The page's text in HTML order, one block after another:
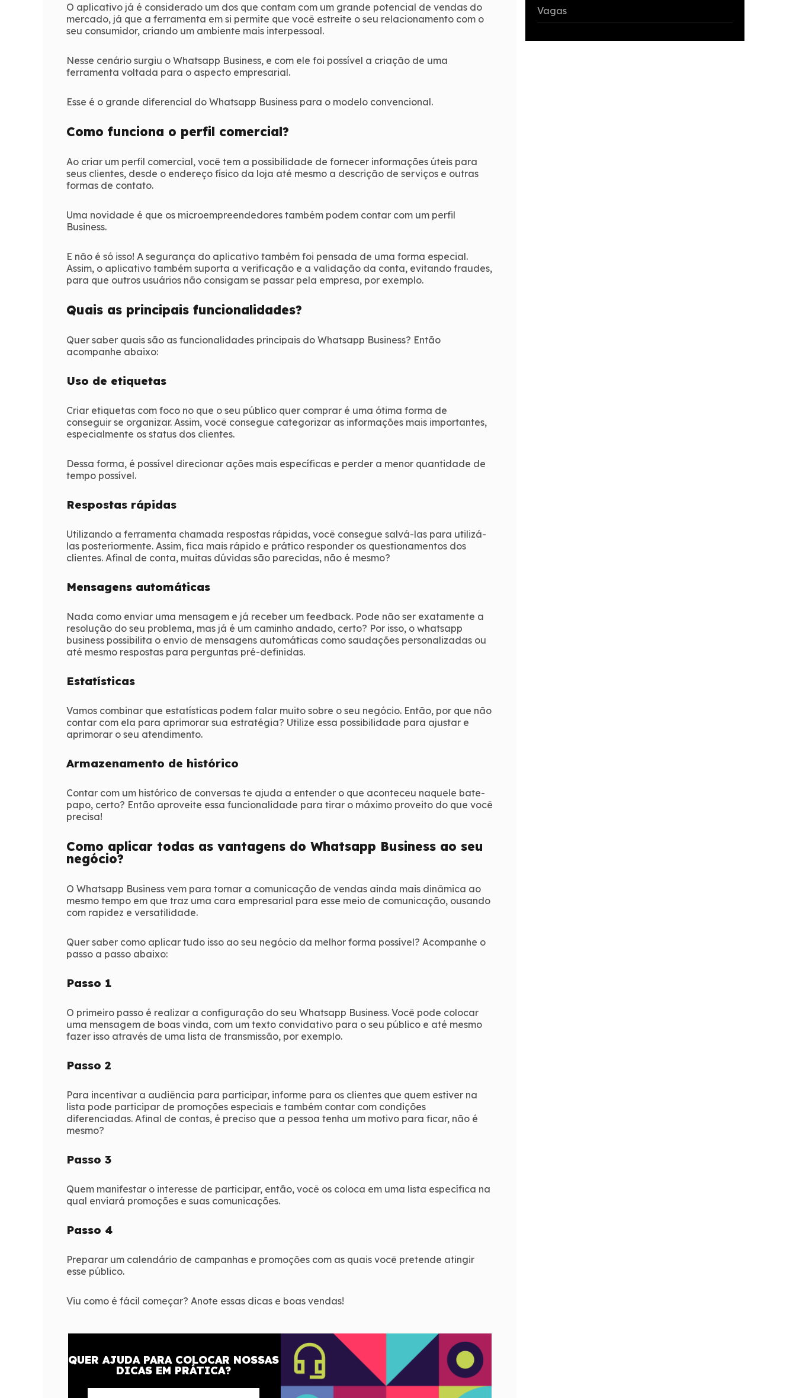
O aplicativo já é considerado um dos que contam com um grande potencial de vendas do
mercado, já que a ferramenta em si permite que você estreite o seu relacionamento com o
seu consumidor, criando um ambiente mais interpessoal.
Nesse cenário surgiu o Whatsapp Business, e com ele foi possível a criação de uma
ferramenta voltada para o aspecto empresarial.
Esse é o grande diferencial do Whatsapp Business para o modelo convencional.
Como funciona o perfil comercial?
Ao criar um perfil comercial, você tem a possibilidade de fornecer informações úteis para
seus clientes, desde o endereço físico da loja até mesmo a descrição de serviços e outras
formas de contato.
Uma novidade é que os microempreendedores também podem contar com um perfil
Business.
E não é só isso! A segurança do aplicativo também foi pensada de uma forma especial.
Assim, o aplicativo também suporta a verificação e a validação da conta, evitando fraudes,
para que outros usuários não consigam se passar pela empresa, por exemplo.
Quais as principais funcionalidades?
Quer saber quais são as funcionalidades principais do Whatsapp Business? Então
acompanhe abaixo:
Uso de etiquetas
Criar etiquetas com foco no que o seu público quer comprar é uma ótima forma de
conseguir se organizar. Assim, você consegue categorizar as informações mais importantes,
especialmente os status dos clientes.
Dessa forma, é possível direcionar ações mais específicas e perder a menor quantidade de
tempo possível.
Respostas rápidas
Utilizando a ferramenta chamada respostas rápidas, você consegue salvá-las para utilizá-
las posteriormente. Assim, fica mais rápido e prático responder os questionamentos dos
clientes. Afinal de conta, muitas dúvidas são parecidas, não é mesmo?
Mensagens automáticas
Nada como enviar uma mensagem e já receber um feedback. Pode não ser exatamente a
resolução do seu problema, mas já é um caminho andado, certo? Por isso, o whatsapp
business possibilita o envio de mensagens automáticas como saudações personalizadas ou
até mesmo respostas para perguntas pré-definidas.
Estatísticas
Vamos combinar que estatísticas podem falar muito sobre o seu negócio. Então, por que não
contar com ela para aprimorar sua estratégia? Utilize essa possibilidade para ajustar e
aprimorar o seu atendimento.
Armazenamento de histórico
Contar com um histórico de conversas te ajuda a entender o que aconteceu naquele bate-
papo, certo? Então aproveite essa funcionalidade para tirar o máximo proveito do que você
precisa!
Como aplicar todas as vantagens do Whatsapp Business ao seu
negócio?
O Whatsapp Business vem para tornar a comunicação de vendas ainda mais dinâmica ao
mesmo tempo em que traz uma cara empresarial para esse meio de comunicação, ousando
com rapidez e versatilidade.
Quer saber como aplicar tudo isso ao seu negócio da melhor forma possível? Acompanhe o
passo a passo abaixo:
Passo 1
O primeiro passo é realizar a configuração do seu Whatsapp Business. Você pode colocar
uma mensagem de boas vinda, com um texto convidativo para o seu público e até mesmo
fazer isso através de uma lista de transmissão, por exemplo.
Passo 2
Para incentivar a audiência para participar, informe para os clientes que quem estiver na
lista pode participar de promoções especiais e também contar com condições
diferenciadas. Afinal de contas, é preciso que a pessoa tenha um motivo para ficar, não é
mesmo?
Passo 3
Quem manifestar o interesse de participar, então, você os coloca em uma lista específica na
qual enviará promoções e suas comunicações.
Passo 4
Preparar um calendário de campanhas e promoções com as quais você pretende atingir
esse público.
Viu como é fácil começar? Anote essas dicas e boas vendas!
QUER AJUDA PARA COLOCAR NOSSAS
DICAS EM PRÁTICA?
Vagas